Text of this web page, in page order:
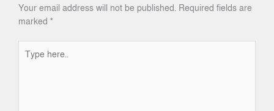
Your email address will not be published. Required fields are
marked *
here..